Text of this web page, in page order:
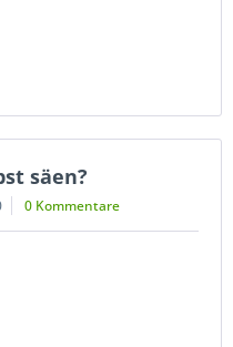
säen?
0 Kommentare